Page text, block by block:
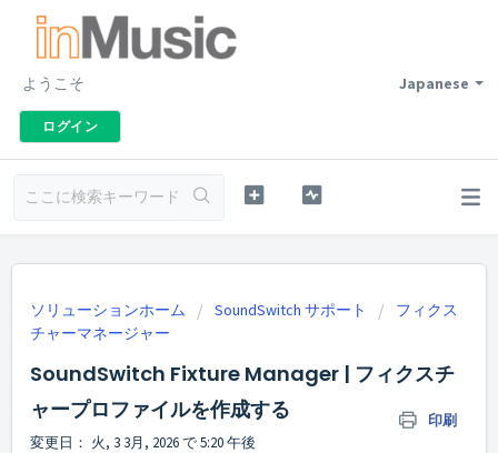
Japanese
ようこそ
ログイン
ソリューションホーム SoundSwitch サポート
フィクス
チャーマネージャー
SoundSwitch Fixture Manager | フィクスチ
ャープロファイルを作成する
印刷
変更日： 火, 3 3月, 2026 で 5:20 午後